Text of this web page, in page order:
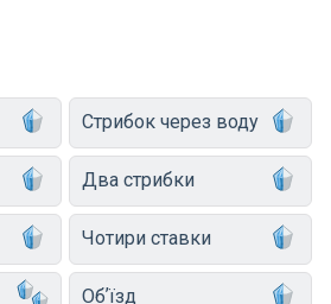
Стрибок через воду
Два стрибки
Чотири ставки
Обʼїзд